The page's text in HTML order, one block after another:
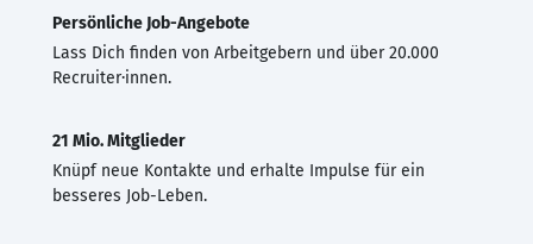
Persönliche Job-Angebote
Lass Dich finden von Arbeitgebern und über 20.000
Recruiter·innen.
21 Mio. Mitglieder
Knüpf neue Kontakte und erhalte Impulse für ein
besseres Job-Leben.